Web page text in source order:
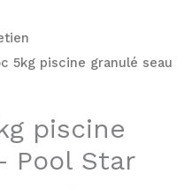
5kg piscine granulé seau
piscine
Pool Star